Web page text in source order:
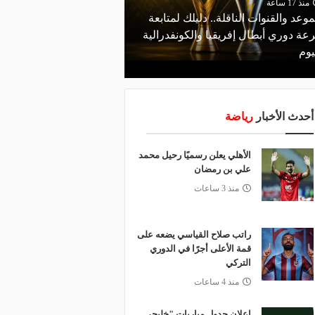
منذ 17 ساعة
والقنوات الناقلة.. دليلك لمتابعة
دوري أبطال إفريقيا والكونفدرالية
أحدث الأخبار رياضة
الأهلي يعلن رسميًا رحيل محمد
علي بن رمضان
منذ 3 ساعات
راتب صلاح القياسي يضعه على
قمة الأعلى أجرًا في الدوري
التركي
منذ 4 ساعات